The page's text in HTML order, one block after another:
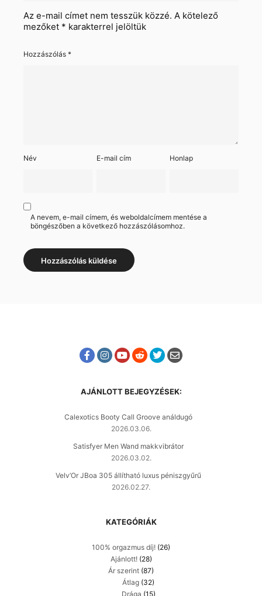
Az e-mail címet nem tesszük közzé. A kötelező
mezőket * karakterrel jelöltük
Hozzászólás *
Név E-mail cím Honlap
A nevem, e-mail címem, és weboldalcímem mentése a
böngészőben a következő hozzászólásomhoz.
AJÁNLOTT BEJEGYZÉSEK:
Calexotics Booty Call Groove análdugó
2026.03.06.
Satisfyer Men Wand makkvibrátor
2026.03.02.
Velv’Or JBoa 305 állítható luxus péniszgyűrű
2026.02.27.
KATEGÓRIÁK
100% orgazmus díj! (26)
Ajánlott!(28)
Ár szerint (87)
Átlag (32)
Drága (15)